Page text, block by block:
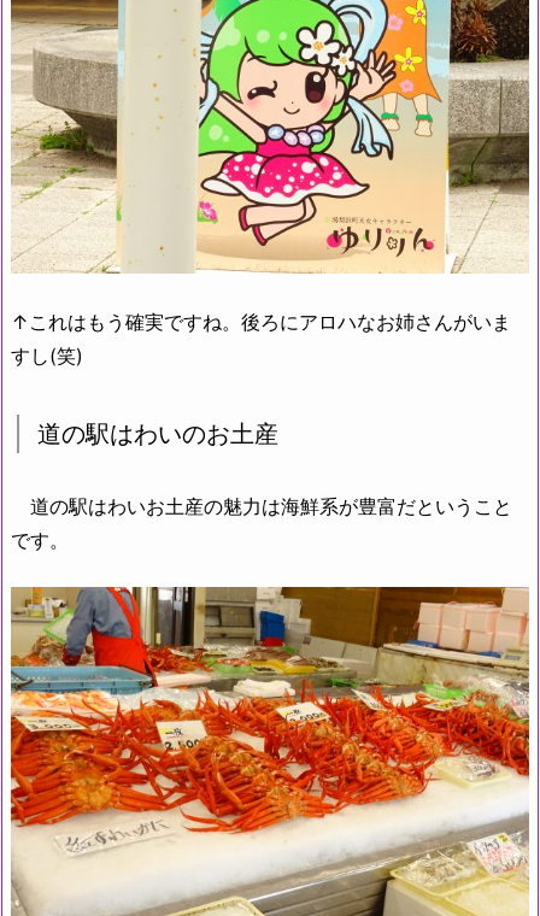
↑これはもう確実ですね。後ろにアロハなお姉さんがいま
すし(笑)
道の駅はわいのお土産
道の駅はわいお土産の魅力は海鮮系が豊富だということ
です。